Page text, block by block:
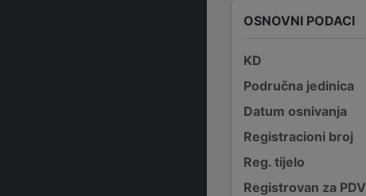
OSNOVNI PODACI
KD
Područna jedinica
Datum osnivanja
Registracioni broj
Reg. tijelo
Registrovan za PDV